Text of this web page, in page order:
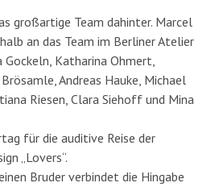
großartige Team dahinter. Marcel
an das Team im Berliner Atelier
Gockeln, Katharina Ohmert,
Andreas Hauke, Michael
Riesen, Clara Siehoff und Mina
für die auditive Reise der
„Lovers“.
Bruder verbindet die Hingabe